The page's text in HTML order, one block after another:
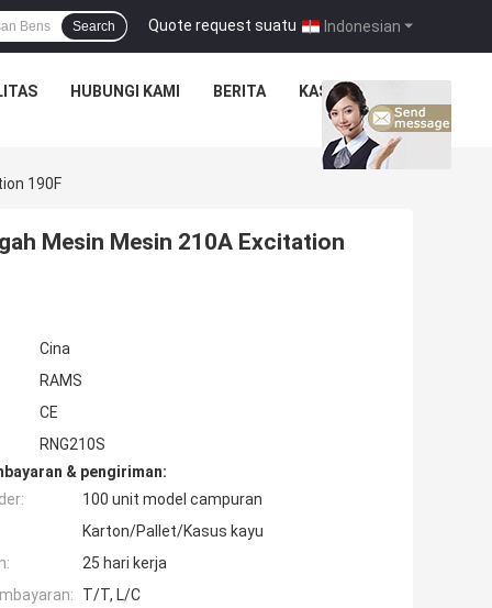
Indonesian
Quote request suatu |
Search
HUBUNGI KAMI BERITA KASUS
190F
Mesin Mesin 210A Excitation
Cina
RAMS
CE
RNG210S
& pengiriman:
100 unit model campuran
Karton/Pallet/Kasus kayu
25 hari kerja
T/T, L/C